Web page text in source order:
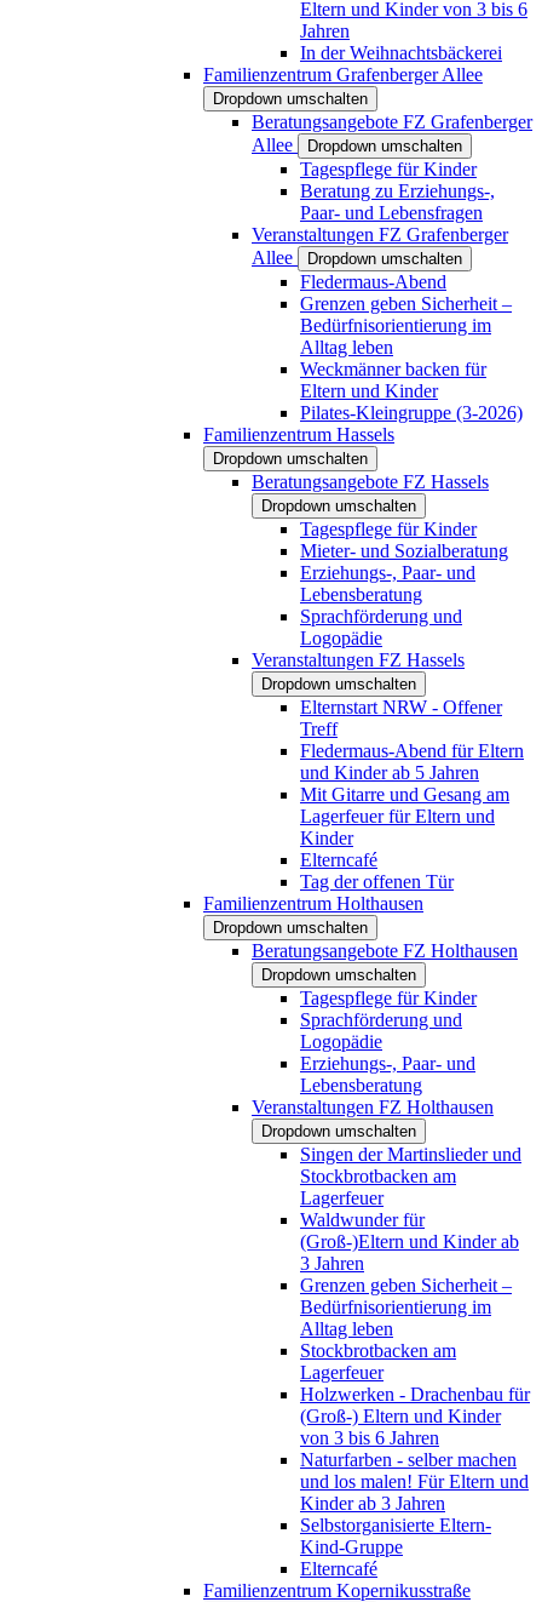
Eltern und Kinder von 3 bis 6
Jahren
In der Weihnachtsbäckerei
Familienzentrum Grafenberger Allee
Dropdown umschalten
Beratungsangebote FZ Grafenberger
Allee
Dropdown umschalten
Tagespflege für Kinder
Beratung zu Erziehungs-,
Paar- und Lebensfragen
Veranstaltungen FZ Grafenberger
Allee
Dropdown umschalten
Fledermaus-Abend
Grenzen geben Sicherheit –
Bedürfnisorientierung im
Alltag leben
Weckmänner backen für
Eltern und Kinder
Pilates-Kleingruppe (3-2026)
Familienzentrum Hassels
Dropdown umschalten
Beratungsangebote FZ Hassels
Dropdown umschalten
Tagespflege für Kinder
Mieter- und Sozialberatung
Erziehungs-, Paar- und
Lebensberatung
Sprachförderung und
Logopädie
Veranstaltungen FZ Hassels
Dropdown umschalten
Elternstart NRW - Offener
Treff
Fledermaus-Abend für Eltern
und Kinder ab 5 Jahren
Mit Gitarre und Gesang am
Lagerfeuer für Eltern und
Kinder
Elterncafé
Tag der offenen Tür
Familienzentrum Holthausen
Dropdown umschalten
Beratungsangebote FZ Holthausen
Dropdown umschalten
Tagespflege für Kinder
Sprachförderung und
Logopädie
Erziehungs-, Paar- und
Lebensberatung
Veranstaltungen FZ Holthausen
Dropdown umschalten
Singen der Martinslieder und
Stockbrotbacken am
Lagerfeuer
Waldwunder für
(Groß-)Eltern und Kinder ab
3 Jahren
Grenzen geben Sicherheit –
Bedürfnisorientierung im
Alltag leben
Stockbrotbacken am
Lagerfeuer
Holzwerken - Drachenbau für
(Groß-) Eltern und Kinder
von 3 bis 6 Jahren
Naturfarben - selber machen
und los malen! Für Eltern und
Kinder ab 3 Jahren
Selbstorganisierte Eltern-
Kind-Gruppe
Elterncafé
Familienzentrum Kopernikusstraße